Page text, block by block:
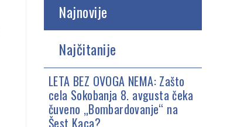
Najnovije
Najčitanije
LETA BEZ OVOGA NEMA: Zašto
cela Sokobanja 8. avgusta čeka
čuveno „Bombardovanje“ na
Šest Kaca?